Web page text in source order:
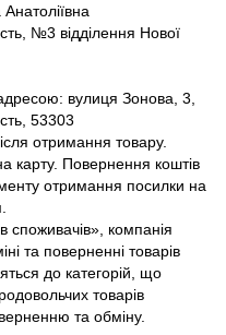
№3 відділення Нової
вулиця Зонова, 3,
53303
отримання товару.
карту. Повернення коштів
отримання посилки на
споживачів», компанія
та поверненні товарів
до категорій, що
товарів
та обміну.